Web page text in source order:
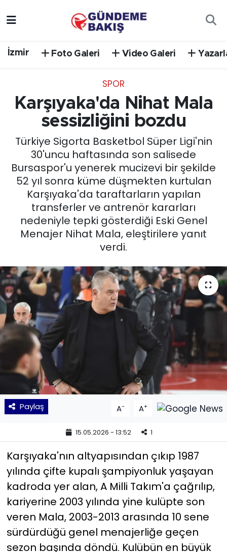
İzmir Foto Galeri Video Galeri
SPOR
Karşıyaka'da Nihat Mala
sessizliğini bozdu
Türkiye Sigorta Basketbol Süper Ligi'nin
30'uncu haftasında son salisede
Bursaspor'u yenerek mucizevi bir şekilde
52 yıl sonra küme düşmekten kurtulan
Karşıyaka'da taraftarların yapılan
transferler ve antrenör kararları
nedeniyle tepki gösterdiği Eski Genel
Menajer Nihat Mala, eleştirilere yanıt
verdi.
Paylaş A- A+
15.05.2026 - 13:52 1
Karşıyaka'nın altyapısından çıkıp 1987
yılında çifte kupalı şampiyonluk yaşayan
kadroda yer alan, A Milli Takım'a çağrılıp,
kariyerine 2003 yılında yine kulüpte son
veren Mala, 2003-2013 arasında 10 sene
sürdürdüğü genel menajerliğe geçen
sezon başında döndü. Kulübün en büyük
EGE
EĞİTİM
EKONOMİ
English News
GÜNCEL
MAGAZİN
POLİTİKA
SAĞLIK
Siyaset
SPOR
TEKNOLOJİ
YEREL POLİTİKA
YEREL YÖNETİMLER
Yurt
Süper Lig Puan Durumu ve Fikstür
Tüm Manşetler
Son Dakika Haberleri
Haber Arşivi